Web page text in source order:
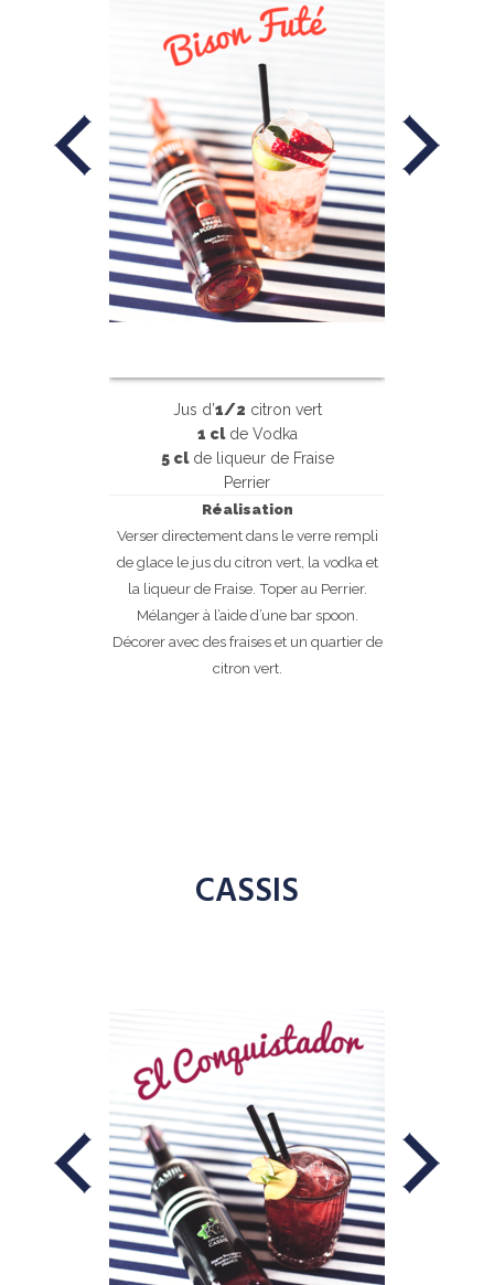
Jus d’1/2 citron vert
1 clde Vodka
5 clde liqueur de Fraise
Perrier
Réalisation
Verser directement dans le verre rempli
de glace le jus du citron vert, la vodka et
la liqueur de Fraise. Toper au Perrier.
Mélanger à l’aide d’une bar spoon.
Décorer avec des fraises et un quartier de
citron vert.
CASSIS